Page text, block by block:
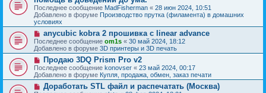
н
и
е
о
о
б
щ
е
н
и
е
в
о
е
с
о
о
б
щ
н
и
е
Последнее сообщение MadFisherman « 28 июн 2024, 10:51
Добавлено в форуме Производство прутка (филамента) в домашних
условиях
Н
о
в
о
с
о
о
б
anycubic kobra 2 прошивка с linear advance
Последнее сообщение om1s « 30 май 2024, 18:12
Добавлено в форуме 3D принтеры и 3D печать
Н
о
в
о
е
Продаю 3DQ Prism Pro v2
Последнее сообщение konovser « 23 май 2024, 00:17
Добавлено в форуме Купля, продажа, обмен, заказ печати
Н
о
Доработать STL файл и распечатать (Москва)